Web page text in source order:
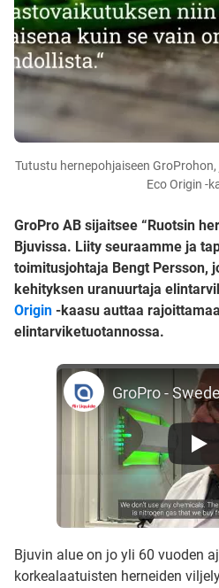
Tutustu hernepohjaiseen
Eco Origin -
GroPro AB sijaitsee “Ruotsin
Bjuvissa. Liity seuraamme ja
toimitusjohtaja Bengt Persson,
kehityksen uranuurtaja
Origin -kaasu auttaa
elintarviketuotannossa.
Bjuvin alue on jo yli 60 vuoden
korkealaatuisten herneiden